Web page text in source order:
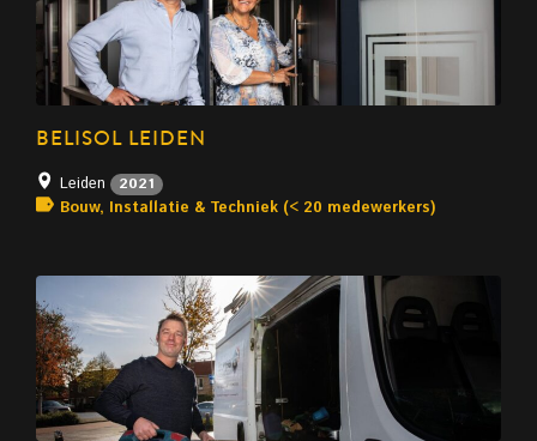
BELISOL LEIDEN
Leiden 2021
Bouw, Installatie & Techniek (< 20 medewerkers)